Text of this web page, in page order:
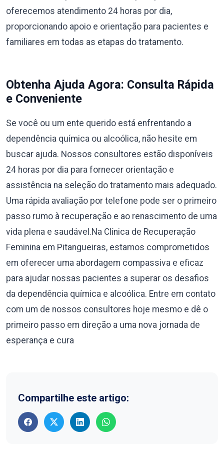
oferecemos atendimento 24 horas por dia,
proporcionando apoio e orientação para pacientes e
familiares em todas as etapas do tratamento.
Obtenha Ajuda Agora: Consulta Rápida
e Conveniente
Se você ou um ente querido está enfrentando a
dependência química ou alcoólica, não hesite em
buscar ajuda. Nossos consultores estão disponíveis
24 horas por dia para fornecer orientação e
assistência na seleção do tratamento mais adequado.
Uma rápida avaliação por telefone pode ser o primeiro
passo rumo à recuperação e ao renascimento de uma
vida plena e saudável.Na Clínica de Recuperação
Feminina em Pitangueiras, estamos comprometidos
em oferecer uma abordagem compassiva e eficaz
para ajudar nossas pacientes a superar os desafios
da dependência química e alcoólica. Entre em contato
com um de nossos consultores hoje mesmo e dê o
primeiro passo em direção a uma nova jornada de
esperança e cura
Compartilhe este artigo: